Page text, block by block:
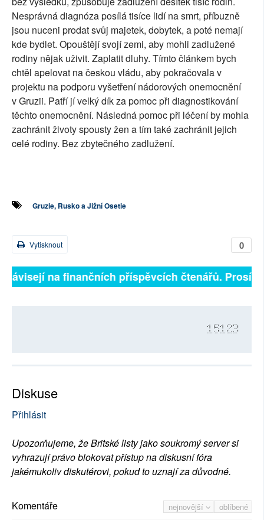
Nesprávná diagnóza posílá tisíce lidí na smrt, příbuzně
jsou nuceni prodat svůj majetek, dobytek, a poté nemají
kde bydlet. Opouštějí svojí zemi, aby mohli zadlužené
rodiny nějak uživit. Zaplatit dluhy. Tímto článkem bych
chtěl apelovat na českou vládu, aby pokračovala v
projektu na podporu vyšetření nádorových onemocnění
v Gruzii. Patří jí velký dík za pomoc při diagnostikování
těchto onemocnění. Následná pomoc při léčení by mohla
zachránit životy spousty žen a tím také zachránit jejich
celé rodiny. Bez zbytečného zadlužení.
Gruzie, Rusko a Jižní Osetie
0
Vytisknout
na finančních příspěvcích čtenářů. Prosíme,
15123
Diskuse
Přihlásit
Upozorňujeme, že Britské listy jako soukromý server si
vyhrazují právo blokovat přístup na diskusní fóra
jakémukoliv diskutérovi, pokud to uznají za důvodné.
nejnovější oblíbené
Komentáře